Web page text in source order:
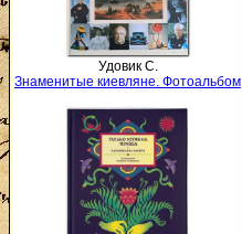
Удовик С.
Знаменитые киевляне. Фотоальбом